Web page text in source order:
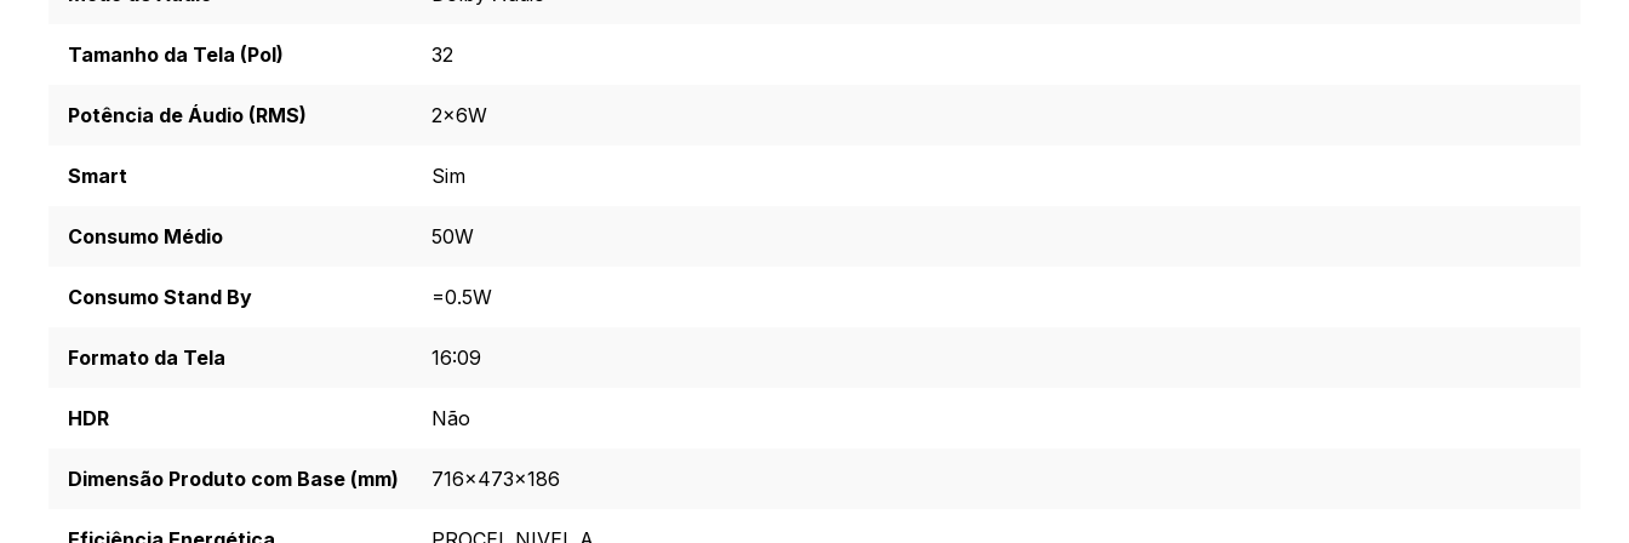
Tamanho da Tela (Pol) 32
Potência de Áudio (RMS) 2x6W
Smart Sim
Consumo Médio 50W
Consumo Stand By =0.5W
Formato da Tela 16:09
HDR Não
Dimensão Produto com Base (mm) 716×473×186